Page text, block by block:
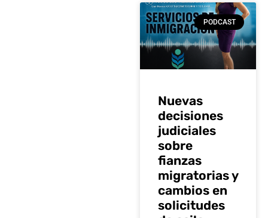
PODCAST
Nuevas
decisiones
judiciales
sobre
fianzas
migratorias y
cambios en
solicitudes